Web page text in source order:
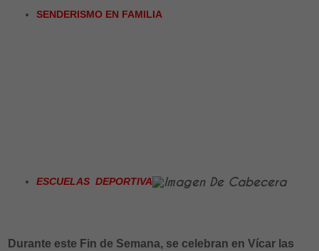
SENDERISMO EN FAMILIA
ESCUELAS DEPORTIVA
Durante este Fin de Semana, se celebran en Vícar las